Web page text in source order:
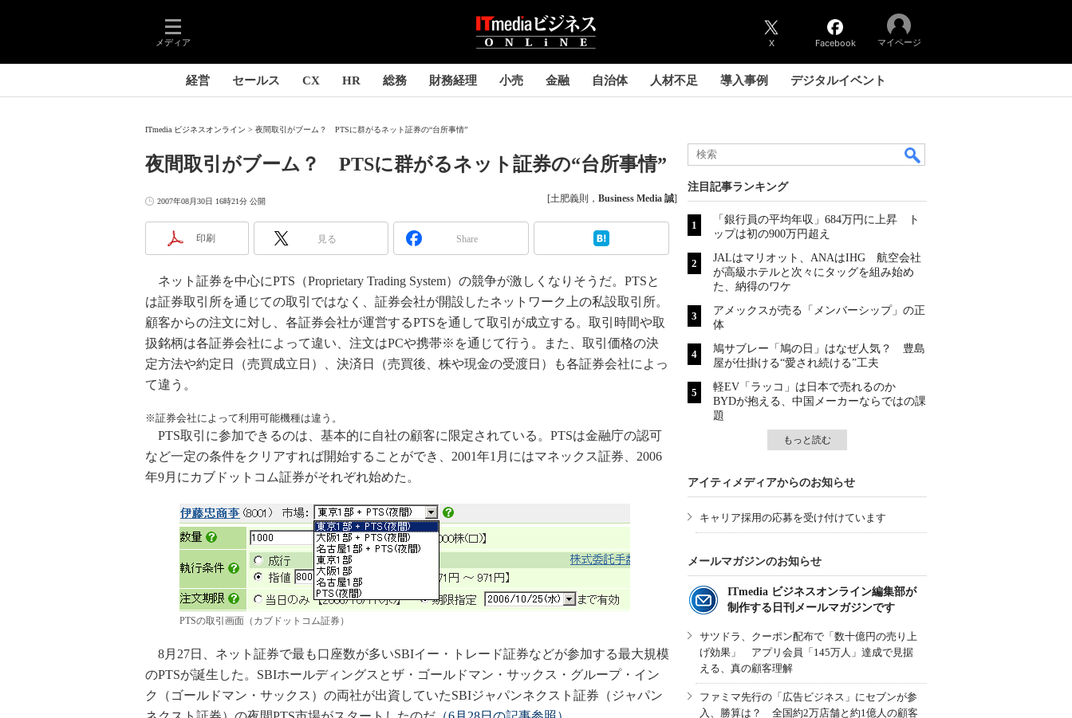
メディア X Facebook マイページ
経営 セールス CX HR 総務 財務経理 小売 金融 自治体 人材不足 導入事例 デジタルイベント
ITmedia ビジネスオンライン 夜間取引がブーム？ PTSに群がるネット証券の“台所事情”
夜間取引がブーム？ PTSに群がるネット証券の“台所事情”
2007年08月30日 16時21分 公開 [土肥義則， Business Media 誠]
印刷 見る Share
ネット証券を中心にPTS（Proprietary Trading System）の競争が激しくなりそうだ。PTSと
は証券取引所を通じての取引ではなく、証券会社が開設したネットワーク上の私設取引所。
顧客からの注文に対し、各証券会社が運営するPTSを通して取引が成立する。取引時間や取
扱銘柄は各証券会社によって違い、注文はPCや携帯※を通じて行う。また、取引価格の決
定方法や約定日（売買成立日）、決済日（売買後、株や現金の受渡日）も各証券会社によっ
て違う。
※証券会社によって利用可能機種は違う。
PTS取引に参加できるのは、基本的に自社の顧客に限定されている。PTSは金融庁の認可
など一定の条件をクリアすれば開始することができ、2001年1月にはマネックス証券、2006
年9月にカブドットコム証券がそれぞれ始めた。
PTSの取引画面（カブドットコム証券）
8月27日、ネット証券で最も口座数が多いSBIイー・トレード証券などが参加する最大規模
のPTSが誕生した。SBIホールディングスとザ・ゴールドマン・サックス・グループ・イン
ク（ゴールドマン・サックス）の両社が出資していたSBIジャパンネクスト証券（ジャパン
注目記事ランキング
「銀行員の平均年収」684万円に上昇 ト
ップは初の900万円超え
JALはマリオット、ANAはIHG 航空会社
が高級ホテルと次々にタッグを組み始め
た、納得のワケ
アメックスが売る「メンバーシップ」の正
体
鳩サブレー「鳩の日」はなぜ人気？ 豊島
屋が仕掛ける“愛され続ける”工夫
軽EV「ラッコ」は日本で売れるのか
BYDが抱える、中国メーカーならではの課
題
もっと読む
アイティメディアからのお知らせ
キャリア採用の応募を受け付けています
メールマガジンのお知らせ
ITmedia ビジネスオンライン編集部が
制作する日刊メールマガジンです
サツドラ、クーポン配布で「数十億円の売り上
げ効果」 アプリ会員「145万人」達成で見据
える、真の顧客理解
ファミマ先行の「広告ビジネス」にセブンが参
入、勝算は？ 全国約2万店舗と約1億人の顧客